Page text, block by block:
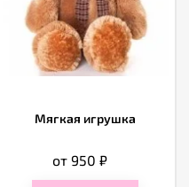
Мягкая игрушка
от 950₽